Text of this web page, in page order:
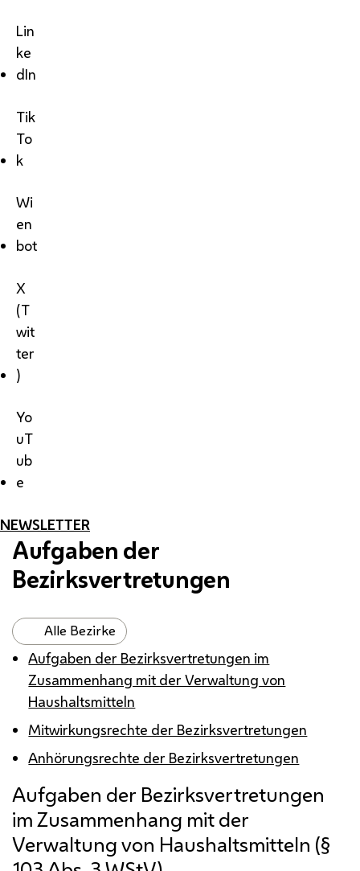
Lin
ke
dIn
Tik
To
k
Wi
en
bot
X
(T
wit
ter
)
Yo
uT
ub
e
NEWSLETTER
Aufgaben der
Bezirksvertretungen
Alle Bezirke
Aufgaben der Bezirksvertretungen im
Zusammenhang mit der Verwaltung von
Haushaltsmitteln
Mitwirkungsrechte der Bezirksvertretungen
Anhörungsrechte der Bezirksvertretungen
Aufgaben der Bezirksvertretungen
im Zusammenhang mit der
Verwaltung von Haushaltsmitteln (§